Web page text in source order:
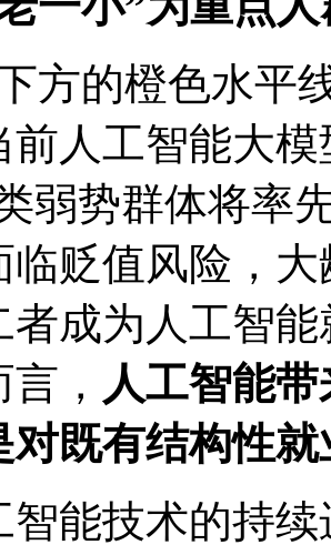
方的橙色水平
前人工智能大
弱势群体将率
临贬值风险，
者成为人工智
， 人工智能
对既有结构性
智能技术的持